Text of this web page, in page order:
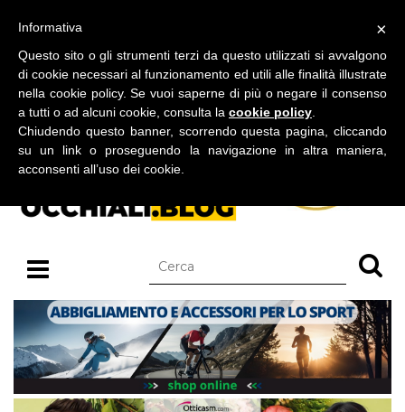
BLOG SU OCCHIALI DA SOLE E OCCHIALI DA VISTA
×
Informativa
Questo sito o gli strumenti terzi da questo utilizzati si avvalgono
di cookie necessari al funzionamento ed utili alle finalità illustrate
nella cookie policy. Se vuoi saperne di più o negare il consenso
a tutti o ad alcuni cookie, consulta la cookie policy
Chiudendo questo banner, scorrendo questa pagina, cliccando
su un link o proseguendo la navigazione in altra maniera,
acconsenti all’uso dei cookie.